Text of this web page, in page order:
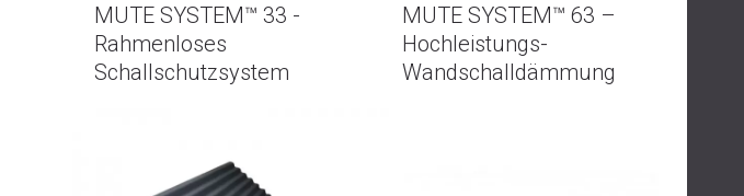
MUTE SYSTEM™ 33 -
Rahmenloses
Schallschutzsystem
MUTE SYSTEM™ 63 –
Hochleistungs-
Wandschalldämmung